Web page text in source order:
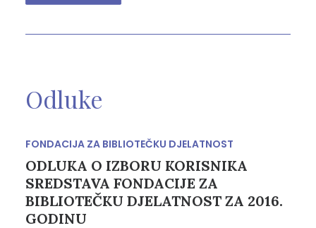
Odluke
FONDACIJA ZA BIBLIOTEČKU DJELATNOST
ODLUKA O IZBORU KORISNIKA
SREDSTAVA FONDACIJE ZA
BIBLIOTEČKU DJELATNOST ZA 2016.
GODINU